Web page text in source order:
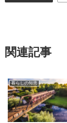
関連記事
暮らしの知恵